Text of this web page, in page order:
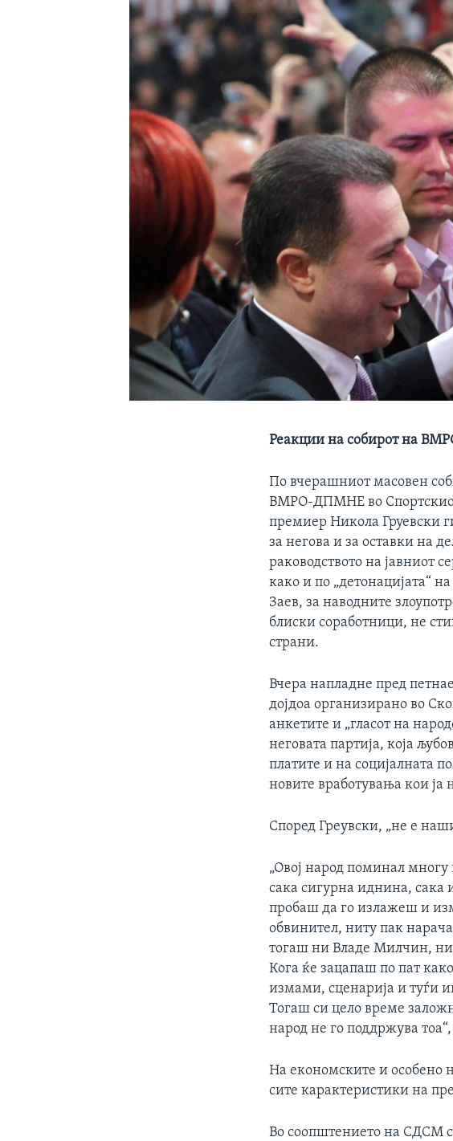
Реакции на собирот на
По вчерашниот масовен
ВМРО-ДПМНЕ во Спортскиот
премиер Никола Груевски
за негова и за оставки на
раководството на јавниот
како и по „детонацијата“
Заев, за наводните
блиски соработници, не
страни.
Вчера напладне пред
дојдоа организирано во
анкетите и „гласот на
неговата партија, која
платите и на социјалната
новите вработувања кои ја
Според Греувски, „не е
„Овој народ поминал
сака сигурна иднина, сака
пробаш да го излажеш и
обвинител, ниту пак
тогаш ни Владе Милчин, ни
Кога ќе зацапаш по пат
измами, сценарија и туѓи
Тогаш си цело време
народ не го поддржува
На економските и особено
сите карактеристики на
Во соопштението на СДСМ